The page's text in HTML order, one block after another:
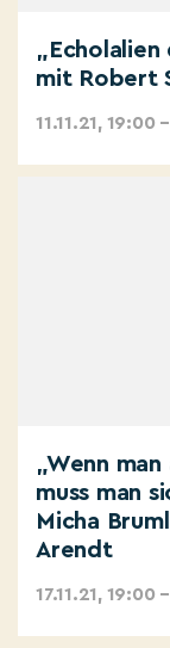
„Echolalien
mit Robert
11.11.21, 19:00
„Wenn
muss man
Micha
Arendt
17.11.21, 19:00